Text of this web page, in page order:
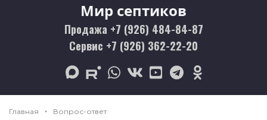
Мир септиков
Продажа +7 (926) 484-84-87
Сервис +7 (926) 362-22-20
max rutubewhatsapp
vk youtubetelegramodnoklassniki
Главная Вопрос-ответ